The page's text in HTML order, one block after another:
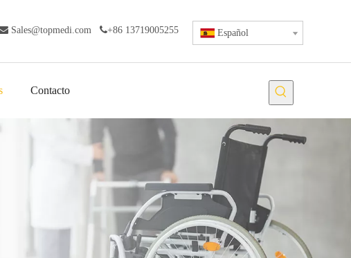
Sales@topmedi.com +86 13719005255 Español
Contacto